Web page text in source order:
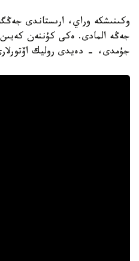
وكىنىشكە وراي، ارىستاندى
جەڭە المادى. ەكى كۇننەن
جۇمدى، - دەيدى روليك